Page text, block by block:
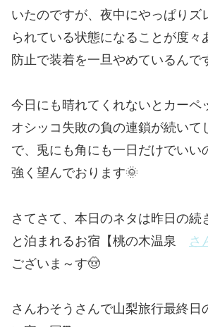
いたのですが、夜中にやっぱりズ
られている状態になることが度々
防止で装着を一旦やめているんで
今日にも晴れてくれないとカーペ
オシッコ失敗の負の連鎖が続いて
で、兎にも角にも一日だけでいい
強く望んでおります🌞
さてさて、本日のネタは昨日の続
と泊まれるお宿【桃の木温泉 さ
ございま～す🤠
さんわそうさんで山梨旅行最終日